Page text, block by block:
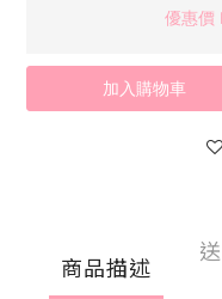
優惠價
加入購物車
商品描述